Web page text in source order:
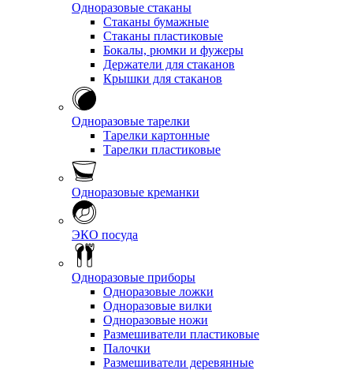
Одноразовые стаканы
Стаканы бумажные
Стаканы пластиковые
Бокалы, рюмки и фужеры
Держатели для стаканов
Крышки для стаканов
Одноразовые тарелки
Тарелки картонные
Тарелки пластиковые
Одноразовые креманки
ЭКО посуда
Одноразовые приборы
Одноразовые ложки
Одноразовые вилки
Одноразовые ножи
Размешиватели пластиковые
Палочки
Размешиватели деревянные